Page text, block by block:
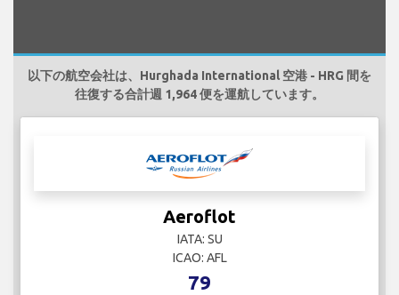
以下の航空会社は、Hurghada International 空港 - HRG 間を
往復する合計週 1,964 便を運航しています。
Aeroflot
IATA: SU
ICAO: AFL
79